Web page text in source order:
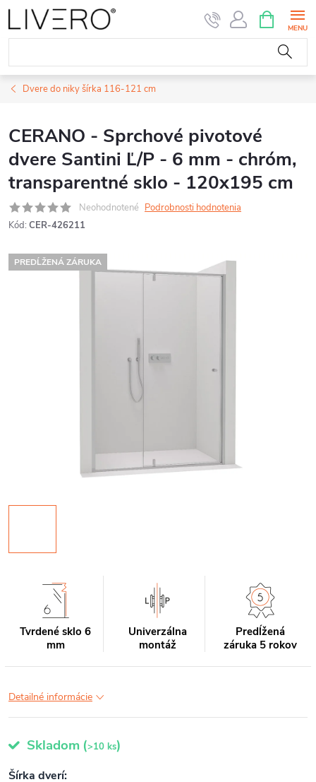
Prejsť
na
obsah
KOŠÍK
Dvere do niky šírka 116-121 cm
CERANO - Sprchové pivotové
dvere Santini Ľ/P - 6 mm - chróm,
transparentné sklo - 120x195 cm
Neohodnotené Podrobnosti hodnotenia
Kód: CER-426211
PREDĹŽENÁ ZÁRUKA
Tvrdené sklo 6
mm
Univerzálna
montáž
Predĺžená
záruka 5 rokov
Detailné informácie
Skladom (>10 ks)